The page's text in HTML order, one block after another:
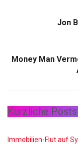
Jon
Money Man
Kürzliche Posts
Immobilien-Flut auf